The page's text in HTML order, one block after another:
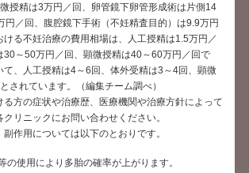
授精は3万円／回、卵管鏡下卵管形成術は片側14
円／回、腹腔鏡下手術（不妊精査目的）は9.9万円
ける不妊治療の費用相場は、人工授精は1.5万円／
30～50万円／回、顕微授精は40～60万円／回で
て、人工授精は4～6回、体外受精は3～4回、顕微
されています。（編集チーム調べ）
る方の症状や治療歴、医療機関や治療方針によって
リニックにお問い合わせください。
作用については以下のとおりです。
の使用により多胎の確率が上がります。